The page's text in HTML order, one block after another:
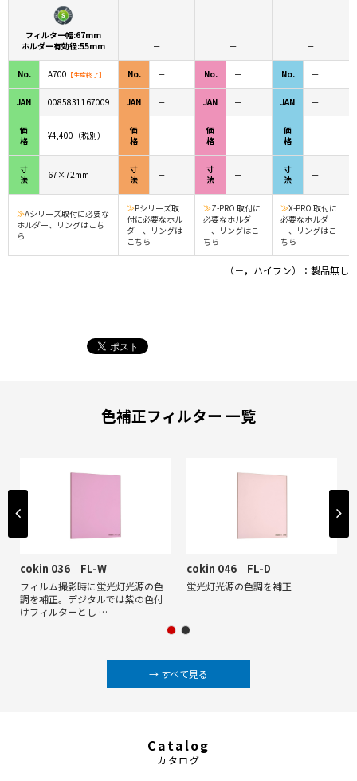
フィルター幅:67mm
ホルダー有効径:55mm
－ － －
No. A700 【生産終了】 No. － No. － No. －
JAN 0085831167009 JAN － JAN － JAN －
価
格
¥4,400（税別）
価
格
－
価
格
－
価
格
－
寸
法
67×72mm
寸
法
－
寸
法
－
寸
法
－
≫Aシリーズ取付に必要な
ホルダー、リングはこち
ら
≫Pシリーズ取
付に必要なホル
ダー、リングは
こちら
≫Z-PRO 取付に
必要なホルダ
ー、リングはこ
ちら
≫X-PRO 取付に
必要なホルダ
ー、リングはこ
ちら
（－，ハイフン）：製品無し
色補正フィルター 一覧
cokin 036 FL-W
フィルム撮影時に蛍光灯光源の色
調を補正。デジタルでは紫の色付
けフィルターとし …
cokin 046 FL-D
蛍光灯光源の色調を補正
→ すべて見る
Catalog
カタログ